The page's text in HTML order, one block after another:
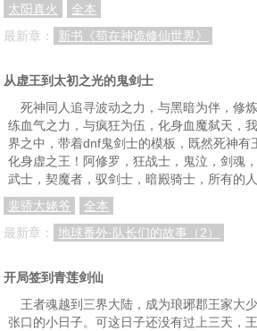
太阳真火
全本
最新章：
新书《苟在神诡修仙世界》
从虚王到太初之光的鬼剑士
死神同人追寻波动之力，与黑暗为伴，修
练血气之力，与疯狂为伍，化身血魔弑天，
界之中，带着dnf鬼剑士的模板，既然死神有
化身虚之王！阿修罗，狂战士，鬼泣，剑魂
武士，契魔者，驭剑士，暗殿骑士，所有的
裴骄大姥爷
全本
最新章：
地球番外·队长们的故事（2）
开局签到青莲剑仙
王者魂越到三界大陆，成为琅琊郡王家大
张口的小日子。可这日子还没有过上三天，